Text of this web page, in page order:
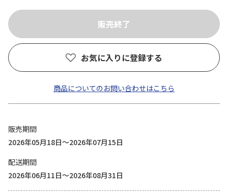
お気に入りに登録する
商品についてのお問い合わせはこちら
販売期間
2026年05月18日～2026年07月15日
配送期間
2026年06月11日～2026年08月31日